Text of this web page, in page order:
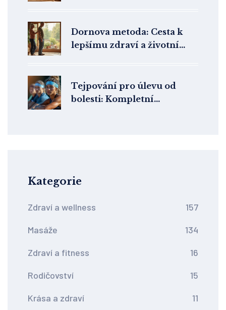
Dornova metoda: Cesta k
lepšímu zdraví a životní
Tejpování pro úlevu od
bolesti: Kompletní
Kategorie
Zdraví a wellness 157
Masáže 134
Zdraví a fitness 16
Rodičovství 15
Krása a zdraví 11